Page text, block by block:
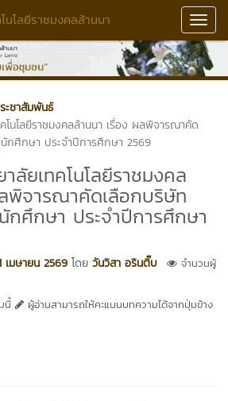
นโลยีราชมงคลล้านนา
ะชาสัมพันธ์
โนโลยีราชมงคลล้านนา เรื่อง ผลพิจารณาคัด
กศึกษา ประจำปีการศึกษา 2569
ลัยเทคโนโลยีราชมงคล
พิจารณาคัดเลือกบริษัท
กศึกษา ประจำปีการศึกษา
เมษายน 2569 โดย วันวิสา อรินติ๊บ
จำนวนผู้
นี้
ผู้อ่านสามารถให้คะแนนบทความได้จากปุ่มข้าง